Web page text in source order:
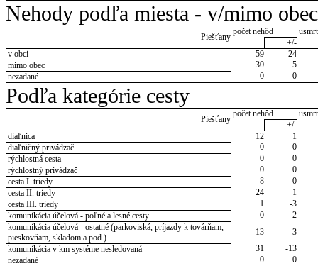
Nehody podľa miesta - v/mimo obec
Piešťany
počet nehôd
+/-
v obci
59
-24
mimo obec
30
5
nezadané
0 0
Podľa kategórie cesty
Piešťany
počet nehôd
+/-
diaľnica
12
1
diaľničný privádzač
0
0
rýchlostná cesta
0
0
rýchlostný privádzač
0
0
cesta I. triedy
8
0
cesta II. triedy
24
1
cesta III. triedy
1
-3
komunikácia účelová - poľné a lesné cesty
0
-2
komunikácia účelová - ostatné (parkoviská, príjazdy k továrňam,
pieskovňam, skladom a pod.)
13
-3
komunikácia v km systéme nesledovaná
31
-13
nezadané
0 0